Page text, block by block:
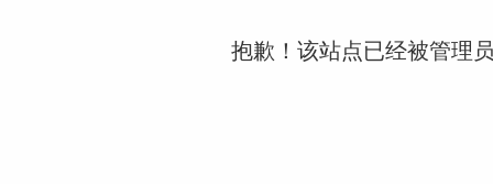
抱歉！该站点已经被管理